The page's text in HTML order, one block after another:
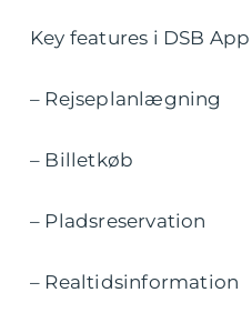
Key features i DSB App
– Rejseplanlægning
– Billetkøb
– Pladsreservation
– Realtidsinformation